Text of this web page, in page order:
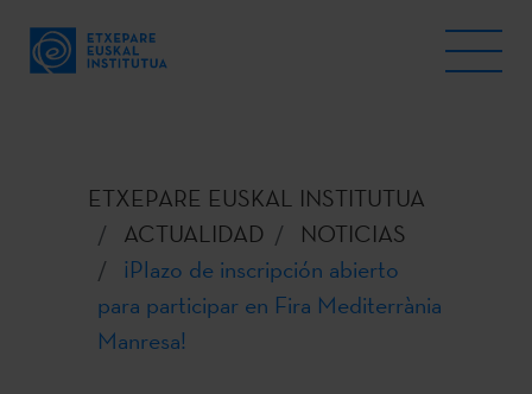
ETXEPARE EUSKAL INSTITUTUA
ACTUALIDAD
NOTICIAS
¡Plazo de inscripción abierto
para participar en Fira Mediterrània
Manresa!